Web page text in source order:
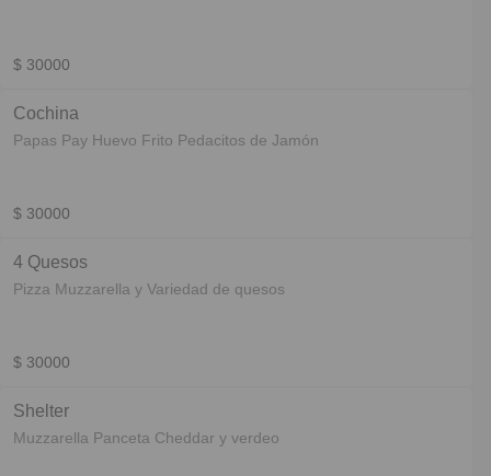
$ 30000
Cochina
Papas Pay Huevo Frito Pedacitos de Jamón
$ 30000
4 Quesos
Pizza Muzzarella y Variedad de quesos
$ 30000
Shelter
Muzzarella Panceta Cheddar y verdeo